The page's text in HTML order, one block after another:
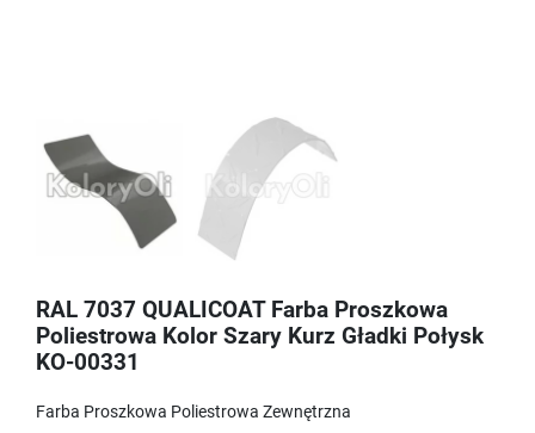
RAL 7037 QUALICOAT Farba Proszkowa
Poliestrowa Kolor Szary Kurz Gładki Połysk
KO-00331
Farba Proszkowa Poliestrowa Zewnętrzna